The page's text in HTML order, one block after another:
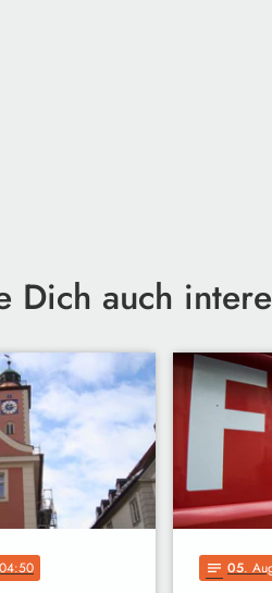
Dich auch
notes 05.